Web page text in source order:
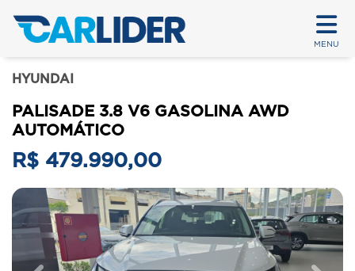
MENU
HYUNDAI
PALISADE 3.8 V6 GASOLINA AWD
AUTOMÁTICO
R$ 479.990,00